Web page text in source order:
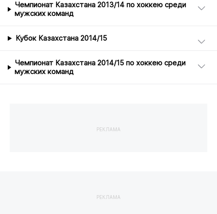
Чемпионат Казахстана 2013/14 по хоккею среди
мужских команд
Кубок Казахстана 2014/15
Чемпионат Казахстана 2014/15 по хоккею среди
мужских команд
РЕКЛАМА
РЕКЛАМА